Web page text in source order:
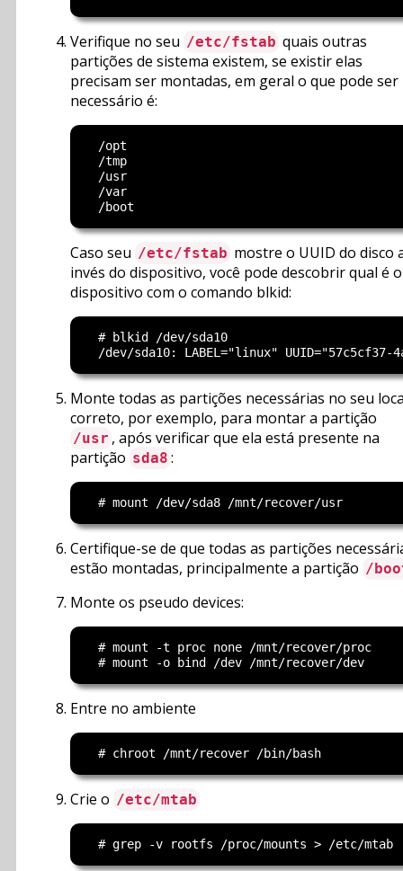
Verifique no seu /etc/fstab quais outras
partições de sistema existem, se existir elas
precisam ser montadas, em geral o que pode ser
necessário é:
  /opt
  /tmp
  /usr
  /var
Caso seu /etc/fstab mostre o UUID do disco
invés do dispositivo, você pode descobrir qual é o
dispositivo com o comando blkid:
  # blkid /dev/sda10
Monte todas as partições necessárias no seu
correto, por exemplo, para montar a partição
/usr , após verificar que ela está presente na
partição sda8 :
Certifique-se de que todas as partições
estão montadas, principalmente a partição /
Monte os pseudo devices:
  # mount -t proc none /mnt/recover/proc
Entre no ambiente
Crie o /etc/mtab